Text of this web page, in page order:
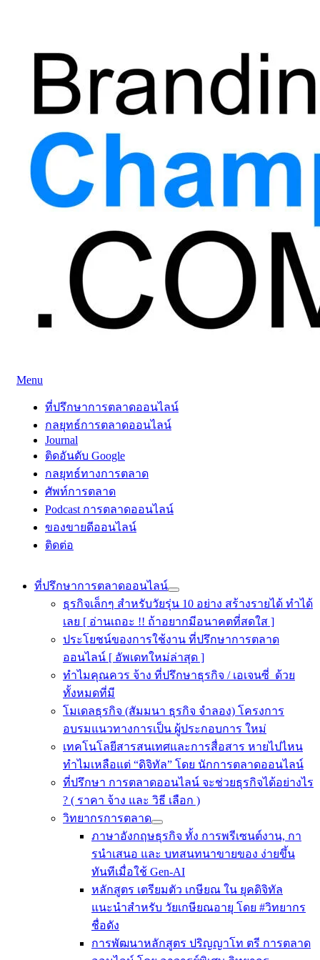
Skip
content
Menu
ที่ปรึกษาการตลาดออนไลน์
กลยุทธ์การตลาดออนไลน์
Journal
ติดอันดับ Google
กลยุทธ์ทางการตลาด
ศัพท์การตลาด
Podcast การตลาดออนไลน์
ของขายดีออนไลน์
ติดต่อ
ที่ปรึกษาการตลาดออนไลน์
ธุรกิจเล็กๆ สำหรับวัยรุ่น 10 อย่าง สร้างรายได้ ทำได้
เลย [ อ่านเถอะ !! ถ้าอยากมีอนาคตที่สดใส ]
ประโยชน์ของการใช้งาน ที่ปรึกษาการตลาด
ออนไลน์ [ อัพเดทใหม่ล่าสุด ]
ทำไมคุณควร จ้าง ที่ปรึกษาธุรกิจ / เอเจนซี่ ด้วย
ทั้งหมดที่มี
โมเดลธุรกิจ (สัมมนา ธุรกิจ จำลอง) โครงการ
อบรมแนวทางการเป็น ผู้ประกอบการ ใหม่
เทคโนโลยีสารสนเทศและการสื่อสาร หายไปไหน
ทำไมเหลือแต่ “ดิจิทัล” โดย นักการตลาดออนไลน์
ที่ปรึกษา การตลาดออนไลน์ จะช่วยธุรกิจได้อย่างไร
? ( ราคา จ้าง และ วิธี เลือก )
วิทยากรการตลาด
ภาษาอังกฤษธุรกิจ ทั้ง การพรีเซนต์งาน, กา
รนําเสนอ และ บทสนทนาขายของ ง่ายขึ้น
ทันทีเมื่อใช้ Gen-AI
หลักสูตร เตรียมตัว เกษียณ ใน ยุคดิจิทัล
แนะนำสำหรับ วัยเกษียณอายุ โดย #วิทยากร
ชื่อดัง
การพัฒนาหลักสูตร ปริญญาโท ตรี การตลาด